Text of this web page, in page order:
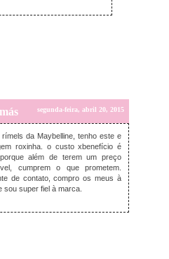
segunda-feira, abril 20, 2015
da Maybelline, tenho este e
roxinha. o custo xbenefício é
além de terem um preço
cumprem o que prometem.
de contato, compro os meus à
sou super fiel à marca.